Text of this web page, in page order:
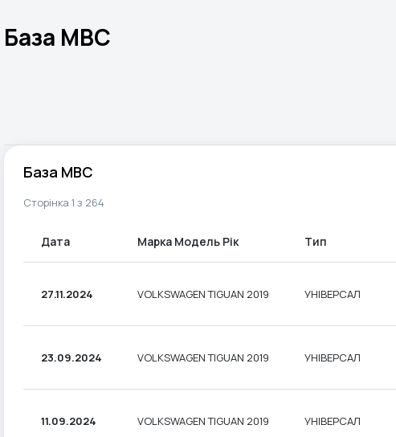
База МВС
База МВС
Сторінка 1 з 264
Дата Марка Модель Рік Тип
27.11.2024 VOLKSWAGEN TIGUAN 2019 УНІВЕРСАЛ
23.09.2024 VOLKSWAGEN TIGUAN 2019 УНІВЕРСАЛ
11.09.2024 VOLKSWAGEN TIGUAN 2019 УНІВЕРСАЛ